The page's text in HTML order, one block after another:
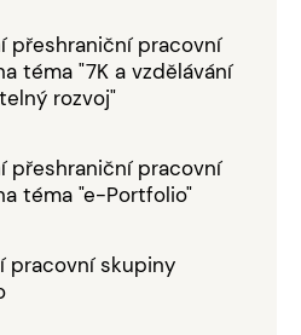
přeshraniční pracovní
téma "7K a vzdělávání
rozvoj"
přeshraniční pracovní
téma "e-Portfolio"
pracovní skupiny